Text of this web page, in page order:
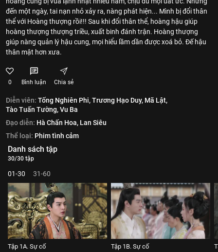
đến một ngày, tai nạn nhỏ xảy ra, nàng phát hiện... Mình bị đổi thân
thể với Hoàng thượng rồi!!! Sau khi đổi thân thể, hoàng hậu giúp
hoàng thượng thượng triều, xuất binh đánh trận. Hoàng thượng
giúp nàng quản lý hậu cung, mọi hiểu lầm dần được xoá bỏ. Đế hậu
thân mật hơn xưa.
0 Bình luận Chia sẻ
Diễn viên: Tống Nghiên Phi,Trương Hạo Duy, Mã Lật,
Tào Tuấn Tường,Vu Ba
Đạo diễn: Hà Chấn Hoa, Lan Siêu
Thể loại: Phim tình cảm
Danh sách tập
30/30 tập
01-30 31-60
Tập 1A. Sự cố Tập 1B. Sự cố